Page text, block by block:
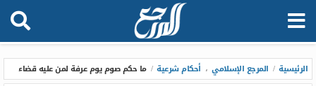
الرئيسية / المرجع الإسلامي ، أحكام شرعية / ما حكم صوم يوم عرفة لمن عليه قضاء